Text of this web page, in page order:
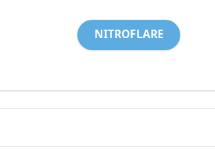
NITROFLARE